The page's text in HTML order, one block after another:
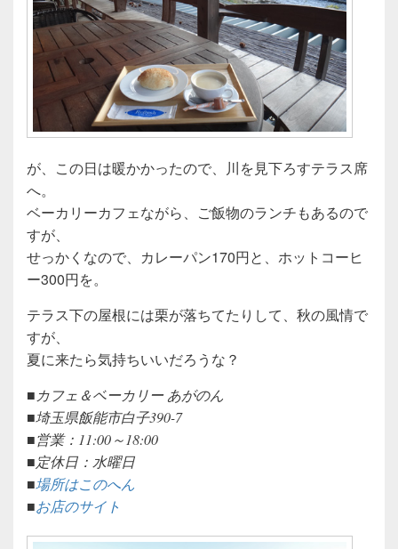
が、この日は暖かかったので、川を見下ろすテラス席
へ。
ベーカリーカフェながら、ご飯物のランチもあるので
すが、
せっかくなので、カレーパン170円と、ホットコーヒ
ー300円を。
テラス下の屋根には栗が落ちてたりして、秋の風情で
すが、
夏に来たら気持ちいいだろうな？
■カフェ＆ベーカリー あがのん
■埼玉県飯能市白子390-7
■営業：11:00～18:00
■定休日：水曜日
■場所はこのへん
■お店のサイト